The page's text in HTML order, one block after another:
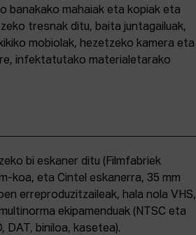
banakako mahaiak eta kopiak eta
tresnak ditu, baita juntagailuak,
mobiolak, hezetzeko kamera eta
infektatutako materialetarako
bi eskaner ditu (Filmfabriek
koa, eta Cintel eskanerra, 35 mm
erreproduzitzaileak, hala nola VHS,
ekipamenduak (NTSC eta
DAT, biniloa, kasetea).